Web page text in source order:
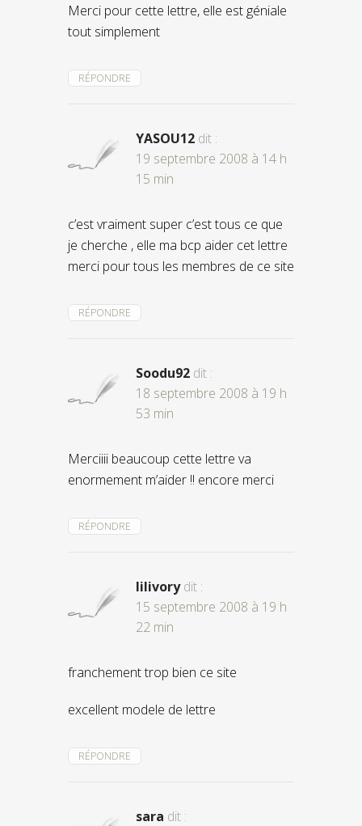
Merci pour cette lettre, elle est géniale
tout simplement
RÉPONDRE
YASOU12 dit :
19 septembre 2008 à 14 h
15 min
c’est vraiment super c’est tous ce que
je cherche , elle ma bcp aider cet lettre
merci pour tous les membres de ce site
RÉPONDRE
Soodu92 dit :
18 septembre 2008 à 19 h
53 min
Merciiii beaucoup cette lettre va
enormement m’aider !! encore merci
RÉPONDRE
lilivory dit :
15 septembre 2008 à 19 h
22 min
franchement trop bien ce site
excellent modele de lettre
RÉPONDRE
sara dit :